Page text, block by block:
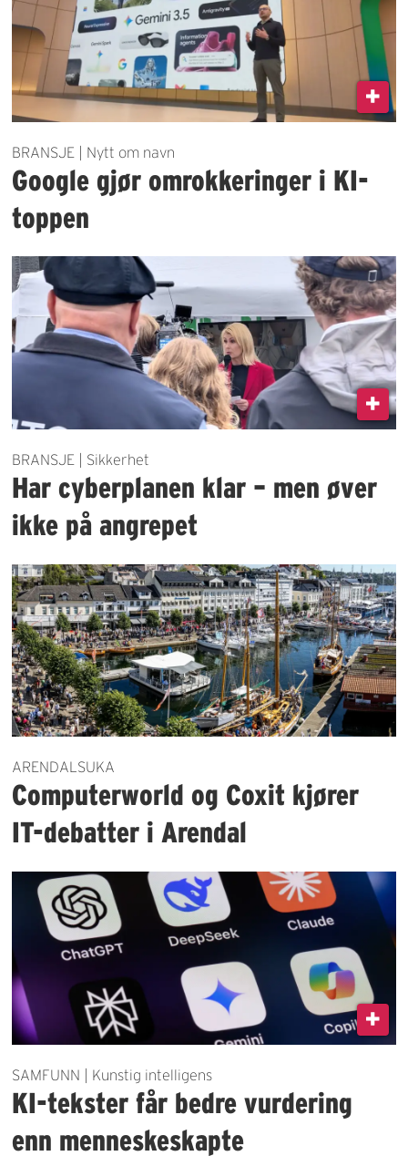
BRANSJE | Nytt om navn
Google gjør omrokkeringer i KI-
toppen
BRANSJE | Sikkerhet
Har cyberplanen klar – men øver
ikke på angrepet
ARENDALSUKA
Computerworld og Coxit kjører
IT-debatter i Arendal
SAMFUNN | Kunstig intelligens
KI-tekster får bedre vurdering
enn menneskeskapte